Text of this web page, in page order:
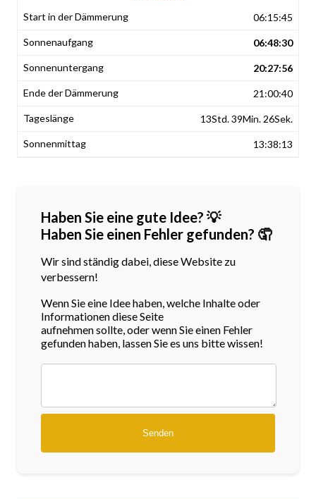
06:15:45
06:48:30
20:27:56
21:00:40
13Std. 39Min. 26Sek.
13:38:13
Haben Sie eine gute Idee? 💡
Haben Sie einen Fehler gefunden? 🤦
Wir sind ständig dabei, diese Website zu
verbessern!
Wenn Sie eine Idee haben, welche Inhalte oder
Informationen diese Seite
aufnehmen sollte, oder wenn Sie einen Fehler
gefunden haben, lassen Sie es uns bitte wissen!